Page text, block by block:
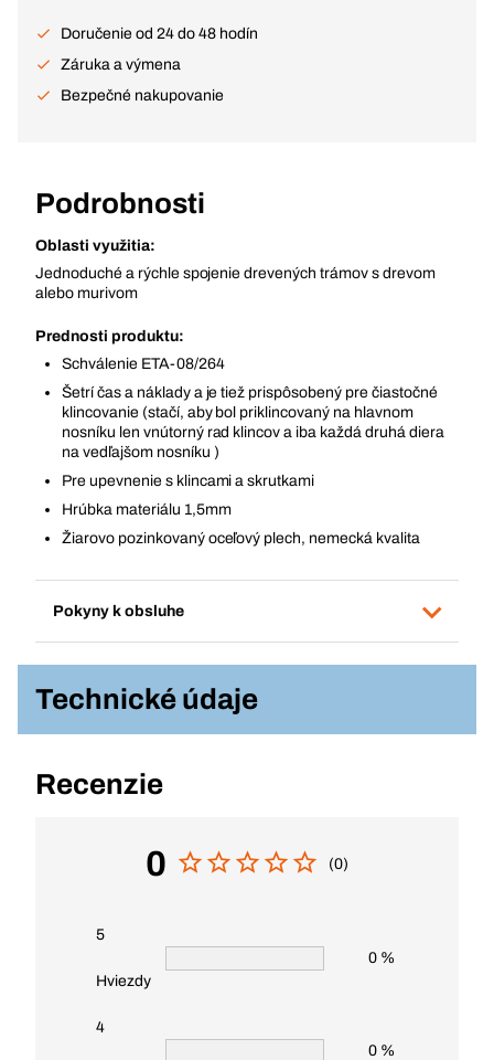
Doručenie od 24 do 48 hodín
Záruka a výmena
Bezpečné nakupovanie
Podrobnosti
Oblasti využitia:
Jednoduché a rýchle spojenie drevených trámov s drevom
alebo murivom
Prednosti produktu:
Schválenie ETA-08/264
Šetrí čas a náklady a je tiež prispôsobený pre čiastočné
klincovanie (stačí, aby bol priklincovaný na hlavnom
nosníku len vnútorný rad klincov a iba každá druhá diera
na vedľajšom nosníku )
Pre upevnenie s klincami a skrutkami
Hrúbka materiálu 1,5mm
Žiarovo pozinkovaný oceľový plech, nemecká kvalita
Pokyny k obsluhe
Technické údaje
Recenzie
0 (0)
5
Hviezdy
0 %
4
0 %